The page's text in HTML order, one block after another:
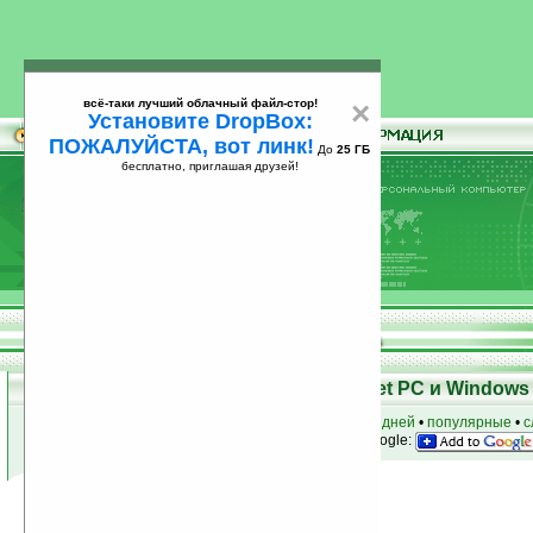
25
Программы для КПК Pocket PC и Windows
за 7 дней • популярные •
на Google:
×
всё-таки лучший облачный файл-стор!
Установите DropBox:
ПОЖАЛУЙСТА, вот линк! До 25 ГБ
бесплатно, приглашая друзей!